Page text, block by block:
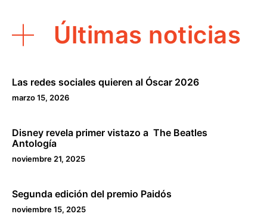
Últimas noticias
Las redes sociales quieren al Óscar 2026
marzo 15, 2026
Disney revela primer vistazo a The Beatles
Antología
noviembre 21, 2025
Segunda edición del premio Paidós
noviembre 15, 2025